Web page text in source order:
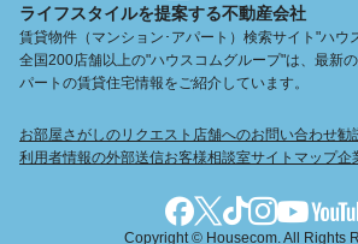
ライフスタイルを提案する不動産会社
賃貸物件（マンション･アパート）検索サイト"ハウ
全国200店舗以上の"ハウスコムグループ"は、最新
パートの賃貸住宅情報をご紹介しています。
お部屋さがしのリクエスト 店舗へのお問い合わせ勧
利用者情報の外部送信お客様相談室サイトマップ企
Copyright © Housecom. All Rights